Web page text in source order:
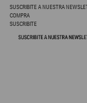
SUSCRIBITE A NUESTRA
COMPRA
SUSCRIBITE